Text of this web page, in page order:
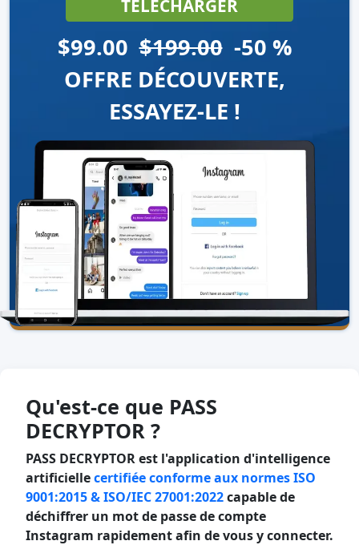
TÉLÉCHARGER
$99.00$199.00-50 %
OFFRE DÉCOUVERTE,
ESSAYEZ-LE !
Qu'est-ce que PASS
DECRYPTOR ?
PASS DECRYPTOR est l'application d'intelligence
artificiellecertifiée conforme aux normes ISO
9001:2015 & ISO/IEC 27001:2022capable de
déchiffrer un mot de passe de compte
Instagram rapidement afin de vous y connecter.